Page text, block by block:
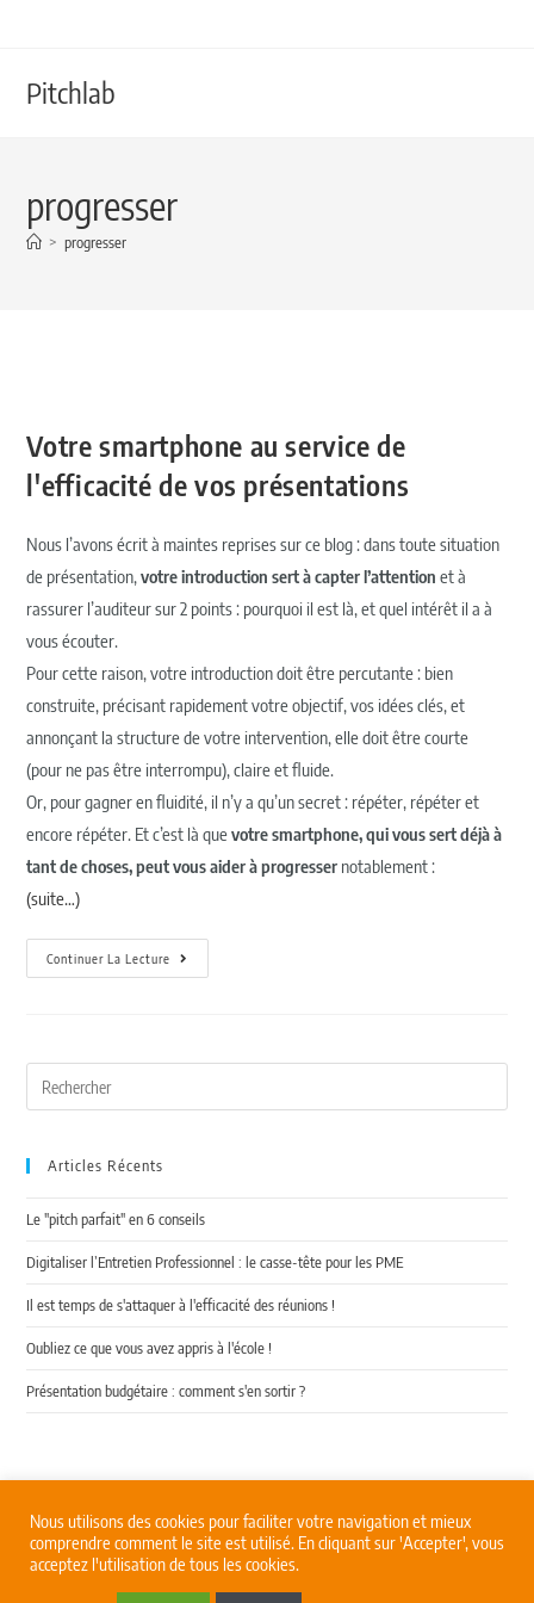
Pitchlab
progresser
> progresser
Votre smartphone au service de
l'efficacité de vos présentations
Nous l’avons écrit à maintes reprises sur ce blog : dans toute situation
de présentation,votre introduction sert à capter l’attention et à
rassurer l’auditeur sur 2 points : pourquoi il est là, et quel intérêt il a à
vous écouter.
Pour cette raison, votre introduction doit être percutante : bien
construite, précisant rapidement votre objectif, vos idées clés, et
annonçant la structure de votre intervention, elle doit être courte
(pour ne pas être interrompu), claire et fluide.
Or, pour gagner en fluidité, il n’y a qu’un secret : répéter, répéter et
encore répéter. Et c’est là quevotre smartphone, qui vous sert déjà à
tant de choses, peut vous aider à progresser notablement :
(suite…)
Continuer La Lecture
Articles Récents
Le "pitch parfait" en 6 conseils
Digitaliser l’Entretien Professionnel : le casse-tête pour les PME
Il est temps de s'attaquer à l'efficacité des réunions !
Oubliez ce que vous avez appris à l'école !
Présentation budgétaire : comment s'en sortir ?
Mentions légales–Qui sommes-nous? –
Nous utilisons des cookies pour faciliter votre navigation et mieux
comprendre comment le site est utilisé. En cliquant sur 'Accepter', vous
acceptez l'utilisation de tous les cookies.